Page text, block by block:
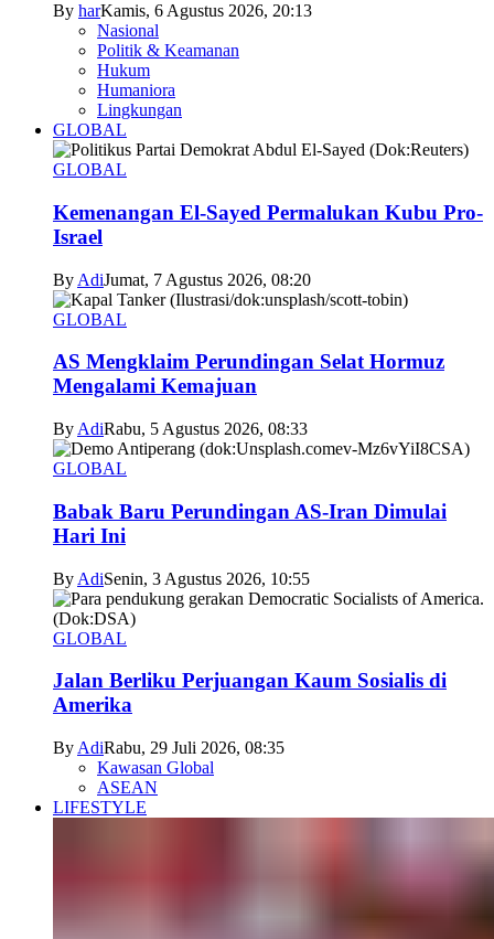
By harKamis, 6 Agustus 2026, 20:13
Nasional
Politik & Keamanan
Hukum
Humaniora
Lingkungan
GLOBAL
GLOBAL
Kemenangan El-Sayed Permalukan Kubu Pro-
Israel
By AdiJumat, 7 Agustus 2026, 08:20
GLOBAL
AS Mengklaim Perundingan Selat Hormuz
Mengalami Kemajuan
By AdiRabu, 5 Agustus 2026, 08:33
GLOBAL
Babak Baru Perundingan AS-Iran Dimulai
Hari Ini
By AdiSenin, 3 Agustus 2026, 10:55
GLOBAL
Jalan Berliku Perjuangan Kaum Sosialis di
Amerika
By AdiRabu, 29 Juli 2026, 08:35
Kawasan Global
ASEAN
LIFESTYLE